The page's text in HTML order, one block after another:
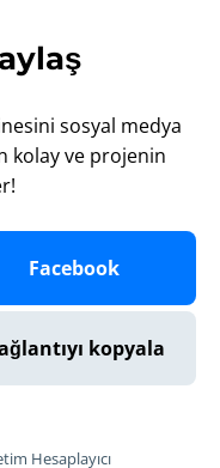
sosyal medya
kolay ve projenin
Facebook
kopyala
Hesaplayıcı